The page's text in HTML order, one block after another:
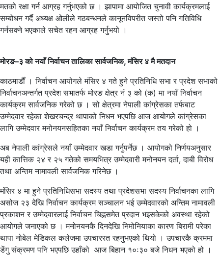
मतको रक्षा गर्न आग्रह गर्नुभएको छ । झापामा आयोजित चुनावी कार्यक्रमलाई
सम्बोधन गर्दै अध्यक्ष ओलीले गठबन्धनले कानूनविपरीत जस्तो पनि गतिविधि
गर्नसक्ने भएकाले सचेत रहन आग्रह गर्नुभयो ।
मोरङ–३ को नयाँ निर्वाचन तालिका सार्वजनिक, मंसिर ४ मै मतदान
काठमाडाैँ । निर्वाचन आयोगले मंसिर ४ गते हुने प्रतिनिधि सभा र प्रदेश सभाको
निर्वाचनअन्तर्गत प्रदेश सभातर्फ मोरङ क्षेत्र नं ३ को (क) मा नयाँ निर्वाचन
कार्यक्रम सार्वजनिक गरेको छ । सो क्षेत्रमा नेपाली कांग्रेसका तर्फबाट
उम्मेदवार रहेका शेखरचन्द्र थापाको निधन भएपछि आज आयोगले कांग्रेसका
लागि उम्मेदवार मनोनयनसहितका नयाँ निर्वाचन कार्यक्रम तय गरेको हो ।
अब नेपाली कांग्रेसले नयाँ उम्मेदवार खडा गर्नुपर्नेछ । आयोगको निर्णयअनुसार
यही कात्तिक २४ र २५ गतेको समयभित्र उम्मेदवारी मनोनयन दर्ता, दाबी विरोध
तथा अन्तिम नामावली सार्वजनिक गरिनेछ ।
मंसिर ४ मा हुने प्रतिनिधिसभा सदस्य तथा प्रदेशसभा सदस्य निर्वाचनका लागि
असोज २३ देखि निर्वाचन कार्यक्रम सञ्चालन भई उम्मेदवारको अन्तिम नामावली
प्रकाशन र उम्मेदवारलाई निर्वाचन चिह्नसमेत प्रदान भइसकेको अवस्था रहेको
आयोगले जनाएको छ । मनोनयनकै दिनदेखि निमोनियाका कारण बिरामी परेका
थापा नोबेल मेडिकल कलेजमा उपचाररत रहनुभएको थियो । उपचारकै क्रममा
डेंगु संक्रमण पनि भएपछि उहाँको आज बिहान १०ः३० बजे निधन भएको हो ।